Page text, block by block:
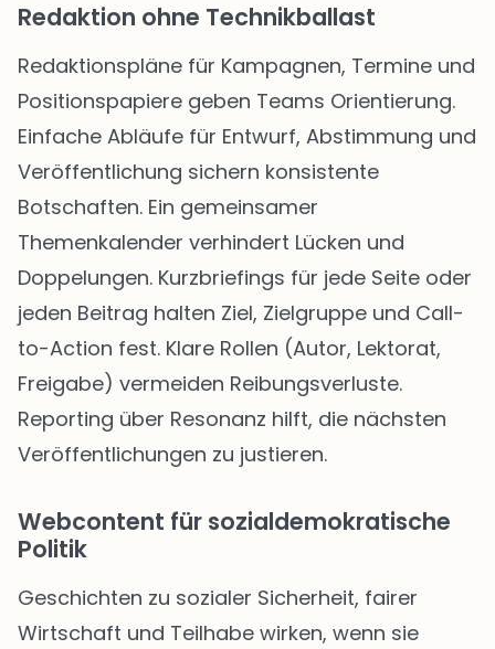
Redaktion ohne Technikballast
Redaktionspläne für Kampagnen, Termine und
Positionspapiere geben Teams Orientierung.
Einfache Abläufe für Entwurf, Abstimmung und
Veröffentlichung sichern konsistente
Botschaften. Ein gemeinsamer
Themenkalender verhindert Lücken und
Doppelungen. Kurzbriefings für jede Seite oder
jeden Beitrag halten Ziel, Zielgruppe und Call-
to-Action fest. Klare Rollen (Autor, Lektorat,
Freigabe) vermeiden Reibungsverluste.
Reporting über Resonanz hilft, die nächsten
Veröffentlichungen zu justieren.
Webcontent für sozialdemokratische
Politik
Geschichten zu sozialer Sicherheit, fairer
Wirtschaft und Teilhabe wirken, wenn sie